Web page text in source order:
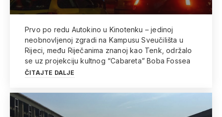
Prvo po redu Autokino u Kinotenku – jedinoj
neobnovljenoj zgradi na Kampusu Sveučilišta u
Rijeci, među Riječanima znanoj kao Tenk, održalo
se uz projekciju kultnog “Cabareta” Boba Fossea
ČITAJTE DALJE